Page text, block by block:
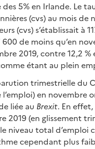
5% en Irlande. Le
(cvs) au mois de
(cvs) s’établissait à
de moins qu’en
2019, contre 12,2
étant au plein
trimestrielle du
en novembre
liée au Brexit. En
2019 (en glissement
niveau total d’emploi
cependant plus